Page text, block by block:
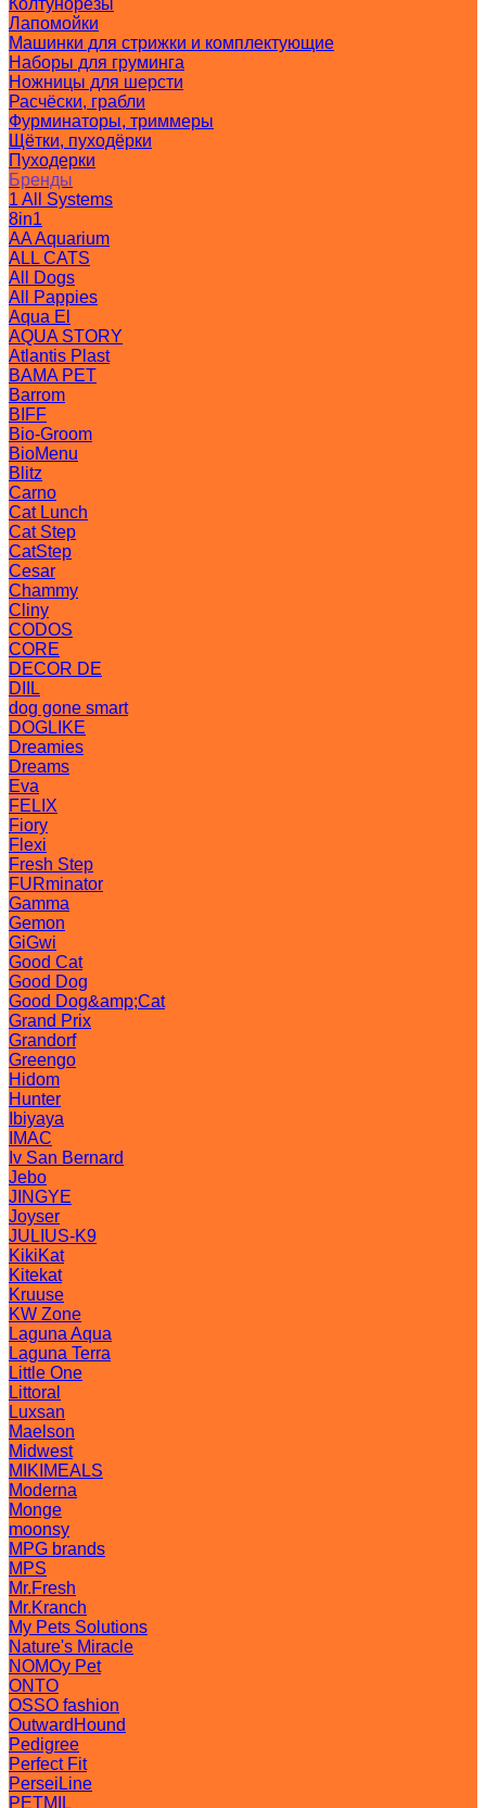
Колтунорезы
Лапомойки
Машинки для стрижки и комплектующие
Наборы для груминга
Ножницы для шерсти
Расчёски, грабли
Фурминаторы, триммеры
Щётки, пуходёрки
Пуходерки
Бренды
1 All Systems
8in1
AA Aquarium
ALL CATS
All Dogs
All Pappies
Aqua El
AQUA STORY
Atlantis Plast
BAMA PET
Barrom
BIFF
Bio-Groom
BioMenu
Blitz
Carno
Cat Lunch
Cat Step
CatStep
Cesar
Chammy
Cliny
CODOS
CORE
DECOR DE
DIIL
dog gone smart
DOGLIKE
Dreamies
Dreams
Eva
FELIX
Fiory
Flexi
Fresh Step
FURminator
Gamma
Gemon
GiGwi
Good Cat
Good Dog
Good Dog&amp;Cat
Grand Prix
Grandorf
Greengo
Hidom
Hunter
Ibiyaya
IMAC
Iv San Bernard
Jebo
JINGYE
Joyser
JULIUS-K9
KikiKat
Kitekat
Kruuse
KW Zone
Laguna Aqua
Laguna Terra
Little One
Littoral
Luxsan
Maelson
Midwest
MIKIMEALS
Moderna
Monge
moonsy
MPG brands
MPS
Mr.Fresh
Mr.Kranch
My Pets Solutions
Nature's Miracle
NOMOy Pet
ONTO
OSSO fashion
OutwardHound
Pedigree
Perfect Fit
PerseiLine
PETMIL